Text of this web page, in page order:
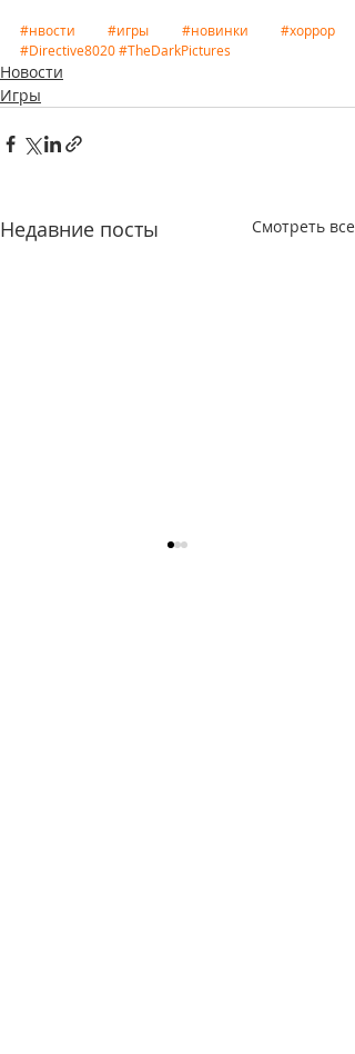
#нвости #игры #новинки
#хоррор
#Directive8020#TheDarkPictures
Новости
Игры
Недавние посты Смотреть все